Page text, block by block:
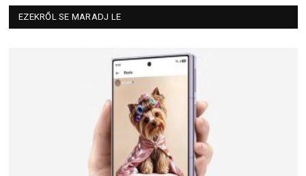
EZEKRŐL SE MARADJ LE